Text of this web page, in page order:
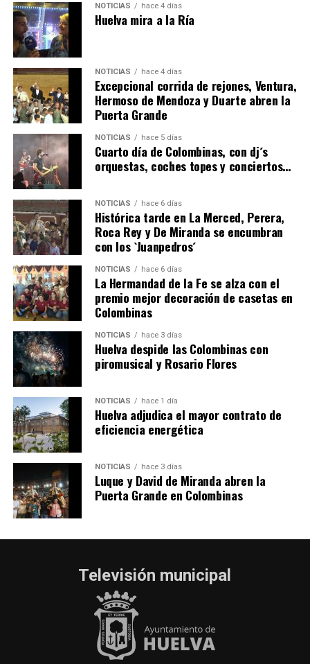
4º DÍA DE LAS FIESTAS COLOMBINAS 2026
hace 5 días Huelvatv
SEXTA CORRIDA DE LAS FIESTAS COLOMBINAS
2026
hace 3 días· Huelvatv
NOTICIAS hace 4 días
Huelva mira a la Ría
NOTICIAS hace 4 días
Excepcional corrida de rejones, Ventura,
Hermoso de Mendoza y Duarte abren la
Puerta Grande
NOTICIAS hace 5 días
Cuarto día de Colombinas, con dj´s
orquestas, coches topes y conciertos…
NOTICIAS hace 6 días
Histórica tarde en La Merced, Perera,
Roca Rey y De Miranda se encumbran
con los `Juanpedros´
NOTICIAS hace 6 días
La Hermandad de la Fe se alza con el
premio mejor decoración de casetas en
Colombinas
NOTICIAS hace 3 días
Huelva despide las Colombinas con
piromusical y Rosario Flores
NOTICIAS hace 1 día
Huelva adjudica el mayor contrato de
eficiencia energética
NOTICIAS hace 3 días
Luque y David de Miranda abren la
Puerta Grande en Colombinas
Televisión municipal